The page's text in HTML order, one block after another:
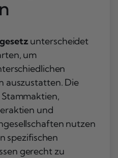
unterscheidet
um
auszustatten. Die
und
nutzen
spezifischen
gerecht zu